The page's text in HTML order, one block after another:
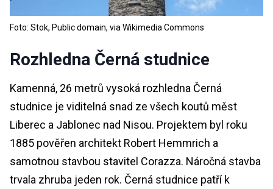
Foto: Stok, Public domain, via Wikimedia Commons
Rozhledna Černá studnice
Kamenná, 26 metrů vysoká rozhledna Černá
studnice je viditelná snad ze všech koutů měst
Liberec a Jablonec nad Nisou. Projektem byl roku
1885 pověřen architekt Robert Hemmrich a
samotnou stavbou stavitel Corazza. Náročná stavba
trvala zhruba jeden rok. Černá studnice patří k